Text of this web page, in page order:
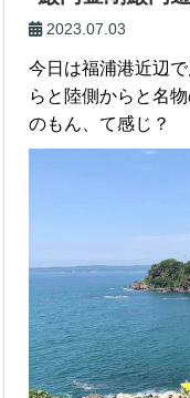
2023.07.03
今日は福浦港近辺
らと陸側からと名
のもん、て感じ？